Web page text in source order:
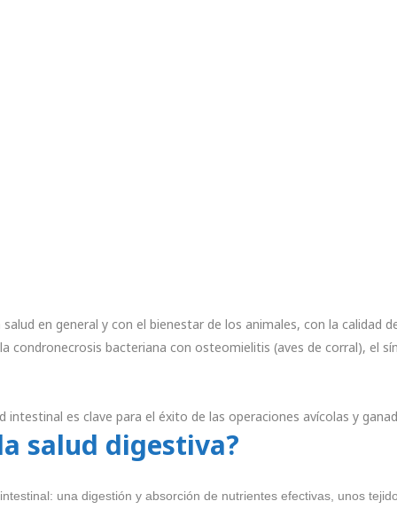
en general y con el bienestar de los animales, con la calidad
condronecrosis bacteriana con osteomielitis (aves de corral), el
es clave para el éxito de las operaciones avícolas y
salud digestiva?
una digestión y absorción de nutrientes efectivas, unos